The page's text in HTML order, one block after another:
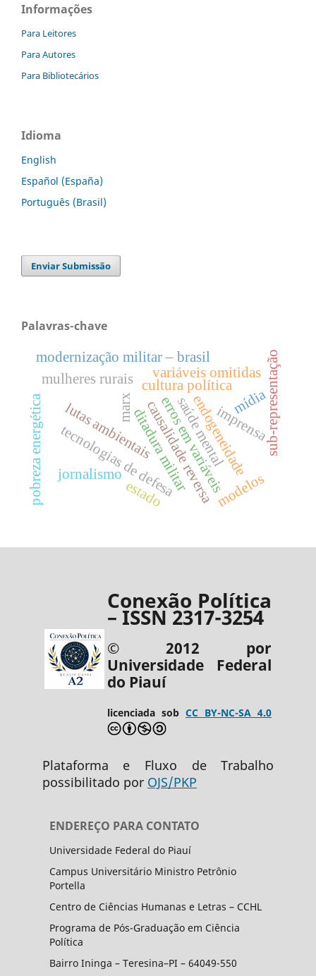
Informações
Para Leitores
Para Autores
Para Bibliotecários
Idioma
English
Español (España)
Português (Brasil)
Enviar Submissão
Palavras-chave
ditadura militar
lutas ambientais
cultura política
endogeneidade
causalidade reversa
erros em variáveis
variáveis omitidas
modernização militar – brasil
tecnologias de defesa
sub-representação
marx
estado
saúde mental
mulheres rurais
jornalismo
imprensa
mídia
pobreza energética modelos
Conexão Política
– ISSN 2317-3254
© 2012 por
Universidade Federal
do Piauí
licenciada sob CC BY-NC-SA 4.0
Plataforma e Fluxo de Trabalho
possibilitado por OJS/PKP
ENDEREÇO PARA CONTATO
Universidade Federal do Piauí
Campus Universitário Ministro Petrônio
Portella
Centro de Ciências Humanas e Letras – CCHL
Programa de Pós-Graduação em Ciência
Política
Bairro Ininga – Teresina–PI – 64049-550